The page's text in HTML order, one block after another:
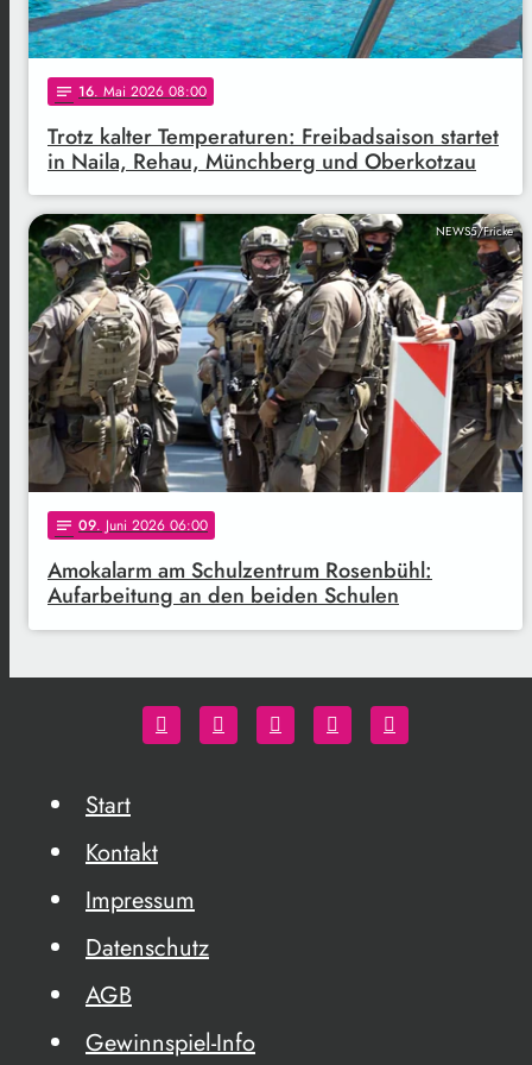
notes 16. Mai 2026 08:00
Trotz kalter Temperaturen: Freibadsaison startet
in Naila, Rehau, Münchberg und Oberkotzau
NEWS5/Fricke
notes 09. Juni 2026 06:00
Amokalarm am Schulzentrum Rosenbühl:
Aufarbeitung an den beiden Schulen
Start
Kontakt
Impressum
Datenschutz
AGB
Gewinnspiel-Info